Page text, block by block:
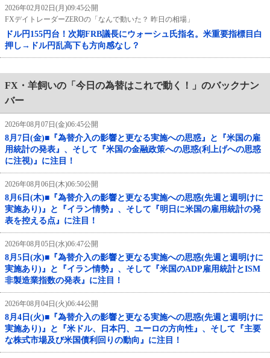
2026年02月02日(月)09:45公開
FXデイトレーダーZEROの「なんで動いた？ 昨日の相場」
ドル円155円台！次期FRB議長にウォーシュ氏指名。米重要指標目白
押し→ドル円乱高下も方向感なし？
FX・羊飼いの「今日の為替はこれで動く！」のバックナン
バー
2026年08月07日(金)06:45公開
8月7日(金)■『為替介入の影響と更なる実施への思惑』と『米国の雇
用統計の発表』、そして『米国の金融政策への思惑(利上げへの思惑
に注視)』に注目！
2026年08月06日(木)06:50公開
8月6日(木)■『為替介入の影響と更なる実施への思惑(先週と週明けに
実施あり)』と『イラン情勢』、そして『明日に米国の雇用統計の発
表を控える点』に注目！
2026年08月05日(水)06:47公開
8月5日(水)■『為替介入の影響と更なる実施への思惑(先週と週明けに
実施あり)』と『イラン情勢』、そして『米国のADP雇用統計とISM
非製造業指数の発表』に注目！
2026年08月04日(火)06:44公開
8月4日(火)■『為替介入の影響と更なる実施への思惑(先週と週明けに
実施あり)』と『米ドル、日本円、ユーロの方向性』、そして『主要
な株式市場及び米国債利回りの動向』に注目！